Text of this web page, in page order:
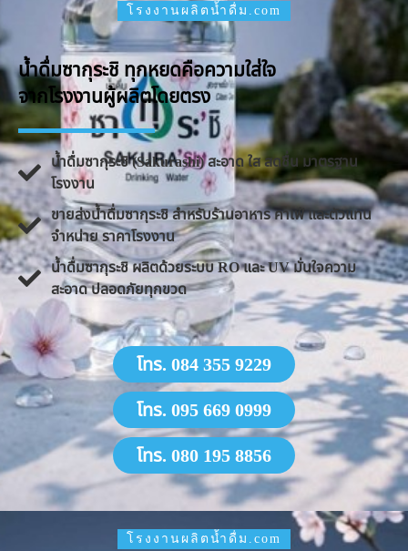
โรงงานผลิตน้ำดื่ม.com
น้ำดื่มซากุระชิ ทุกหยดคือความใส่ใจ
จากโรงงานผู้ผลิตโดยตรง
น้ำดื่มซากุระชิ (Sakurashi) สะอาด ใส สดชื่น มาตรฐาน
โรงงาน
ขายส่งน้ำดื่มซากุระชิ สำหรับร้านอาหาร คาเฟ่ และตัวแทน
จำหน่าย ราคาโรงงาน
น้ำดื่มซากุระชิ ผลิตด้วยระบบ RO และ UV มั่นใจความ
สะอาด ปลอดภัยทุกขวด
โทร. 084 355 9229
โทร. 095 669 0999
โทร. 080 195 8856
โรงงานผลิตน้ำดื่ม.com